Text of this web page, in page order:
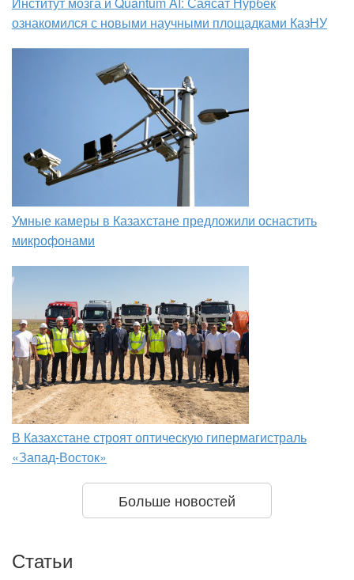
ознакомился с новыми научными площадками КазНУ
Умные камеры в Казахстане предложили оснастить
микрофонами
В Казахстане строят оптическую гипермагистраль
«Запад-Восток»
Больше новостей
Статьи